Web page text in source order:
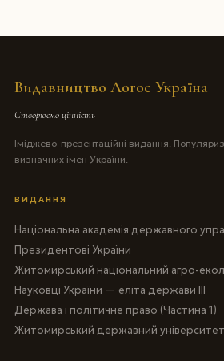
Видавництво Логос Україна
Створюємо цінність
Іміджево-презентаційні видання.
визначних імен України.
ВИДАННЯ
Національна академія державного
Президентові України
Житомирський національний агро-
Науковці України — еліта держави III
Держава і політичне право (Частина 1)
Житомирський державний університет